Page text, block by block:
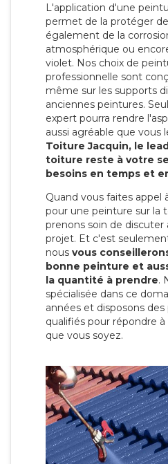
L'application d'une
permet de la protéger
également de la
atmosphérique ou
violet. Nos choix de
professionnelle sont
même sur les supports
anciennes peintures.
expert pourra rendre
aussi agréable que vous
Toiture Jacquin, le
toiture reste à votre
besoins en temps et
Quand vous faites appel
pour une peinture sur la
prenons soin de discuter
projet. Et c'est
nous vous
bonne peinture et
la quantité à prendre.
spécialisée dans ce
années et disposons
qualifiés pour répondre
que vous soyez.